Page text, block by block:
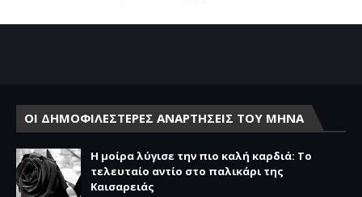
ΟΙ ΔΗΜΟΦΙΛΕΣΤΕΡΕΣ ΑΝΑΡΤΗΣΕΙΣ ΤΟΥ ΜΗΝΑ
Η μοίρα λύγισε την πιο καλή καρδιά: Το
τελευταίο αντίο στο παλικάρι της
Καισαρειάς